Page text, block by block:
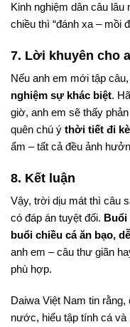
Kinh nghiệm dân câu lâu
chiều thì “đánh xa – mồi
7. Lời khuyên cho
Nếu anh em mới tập
nghiệm sự khác biệt.
giờ, anh em sẽ thấy
quên chú ý thời tiết đi
ẩm – tất cả đều ảnh
8. Kết luận
Vậy, trời dịu mát thì câu
có đáp án tuyệt đối. Buổi
buổi chiều cá ăn bạo,
anh em – câu thư giãn
phù hợp.
Daiwa Việt Nam tin
nước, hiểu tập tính cá và